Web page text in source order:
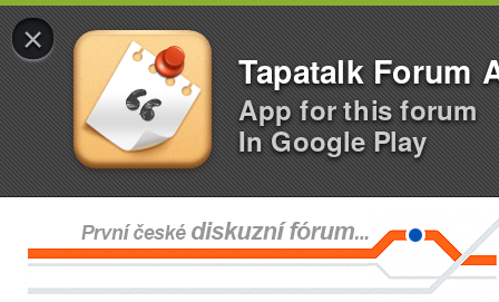
×
Tapatalk Forum
App for this forum
In Google Play